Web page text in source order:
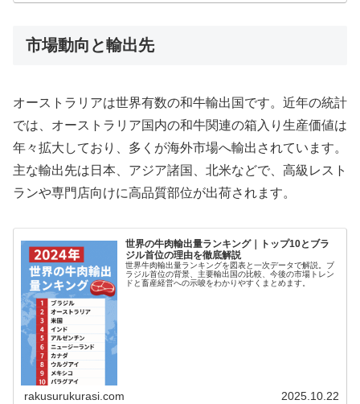
市場動向と輸出先
オーストラリアは世界有数の和牛輸出国です。近年の統計
では、オーストラリア国内の和牛関連の箱入り生産価値は
年々拡大しており、多くが海外市場へ輸出されています。
主な輸出先は日本、アジア諸国、北米などで、高級レスト
ランや専門店向けに高品質部位が出荷されます。
世界の牛肉輸出量ランキング｜トップ10とブラ
ジル首位の理由を徹底解説
世界牛肉輸出量ランキングを図表と一次データで解説。ブ
ラジル首位の背景、主要輸出国の比較、今後の市場トレン
ドと畜産経営への示唆をわかりやすくまとめます。
rakusurukurasi.com 2025.10.22